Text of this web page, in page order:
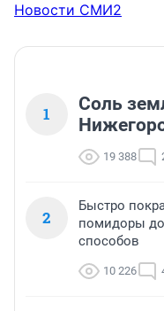
Новости СМИ2
1
Соль
19 388
2
Быстро
помидоры
способов
10 226